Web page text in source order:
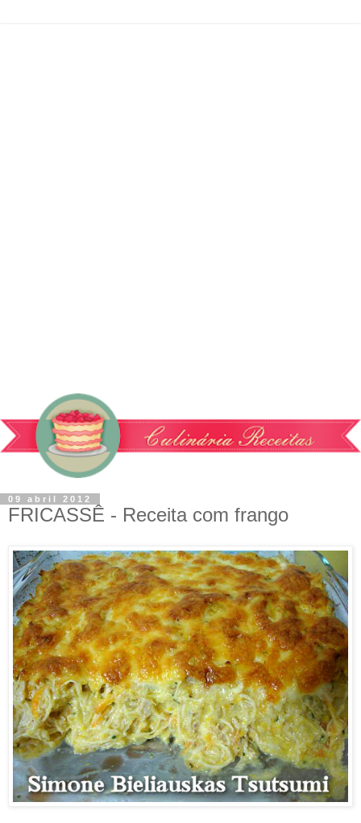
09 abril 2012
FRICASSÊ - Receita com frango